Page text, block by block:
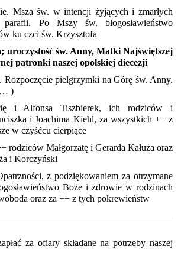
Msza św. w intencji żyjących i zmarłych
Po Mszy św. błogosławieństwo
ku czci św. Krzysztofa
uroczystość św. Anny, Matki Najświętszej
patronki naszej opolskiej diecezji
Rozpoczęcie pielgrzymki na Górę św. Anny.
… )
i Alfonsa Tiszbierek, ich rodziców i
i Joachima Kiehl, za wszystkich ++ z
w czyśćcu cierpiące
rodziców Małgorzatę i Gerarda Kałuża oraz
i Korczyński
z podziękowaniem za otrzymane
Boże i zdrowie w rodzinach
oraz za ++ z tych pokrewieństw
za ofiary składane na potrzeby naszej